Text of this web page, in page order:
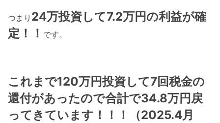
つまり 24万投資して7.2万円の利益が確
定！！ です。
これまで120万円投資して7回税金の
還付があったので合計で34.8万円戻
ってきています ！！！（2025.4月